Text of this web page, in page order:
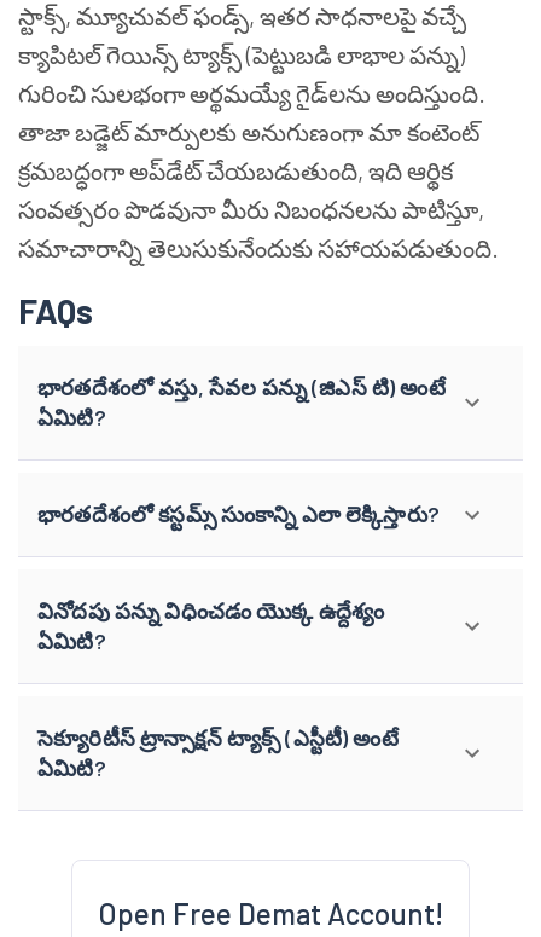
స్టాక్స్, మ్యూచువల్ ఫండ్స్, ఇతర సాధనాలపై వచ్చే
క్యాపిటల్ గెయిన్స్ ట్యాక్స్ (పెట్టుబడి లాభాల పన్ను)
గురించి సులభంగా అర్థమయ్యే గైడ్‌లను అందిస్తుంది.
తాజా బడ్జెట్ మార్పులకు అనుగుణంగా మా కంటెంట్
క్రమబద్ధంగా అప్‌డేట్ చేయబడుతుంది, ఇది ఆర్థిక
సంవత్సరం పొడవునా మీరు నిబంధనలను పాటిస్తూ,
సమాచారాన్ని తెలుసుకునేందుకు సహాయపడుతుంది.
FAQs
భారతదేశంలో వస్తు, సేవల పన్ను (జిఎస్ టి) అంటే
ఏమిటి?
భారతదేశంలో కస్టమ్స్ సుంకాన్ని ఎలా లెక్కిస్తారు?
వినోదపు పన్ను విధించడం యొక్క ఉద్దేశ్యం
ఏమిటి?
సెక్యూరిటీస్ ట్రాన్సాక్షన్ ట్యాక్స్ (ఎస్టీటీ) అంటే
ఏమిటి?
Open Free Demat Account!